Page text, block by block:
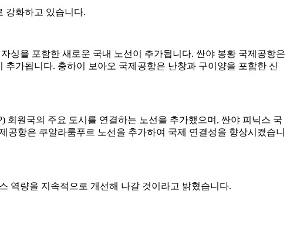
강화하고 있습니다.
싱을 포함한 새로운 국내 노선이 추가됩니다. 싼야 봉황 국제공항은
가됩니다. 충하이 보아오 국제공항은 난창과 구이양을 포함한 신
원국의 주요 도시를 연결하는 노선을 추가했으며, 싼야 피닉스 국
항은 쿠알라룸푸르 노선을 추가하여 국제 연결성을 향상시켰습니
역량을 지속적으로 개선해 나갈 것이라고 밝혔습니다.